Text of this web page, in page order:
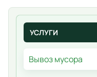
УСЛУГИ
Вывоз мусора